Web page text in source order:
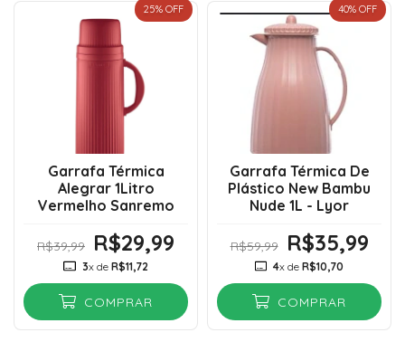
25% OFF
Garrafa Térmica
Alegrar 1Litro
Vermelho Sanremo
R$39,99 R$29,99
3x de R$11,72
COMPRAR
40% OFF
Garrafa Térmica De
Plástico New Bambu
Nude 1L - Lyor
R$59,99 R$35,99
4x deR$10,70
COMPRAR